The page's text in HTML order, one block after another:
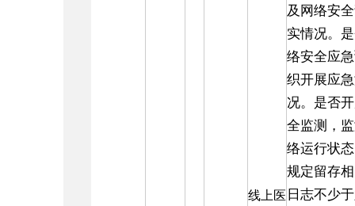
线上医
及网络安
实情况。
络安全应
织开展应
况。是否
全监测，
络运行状
规定留存
日志不少